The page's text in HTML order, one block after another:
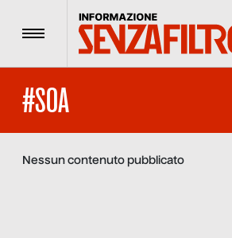
Menu
#SOA
Nessun contenuto pubblicato